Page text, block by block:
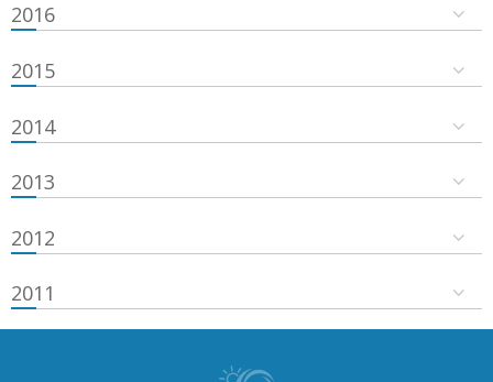
2016
2015
2014
2013
2012
2011